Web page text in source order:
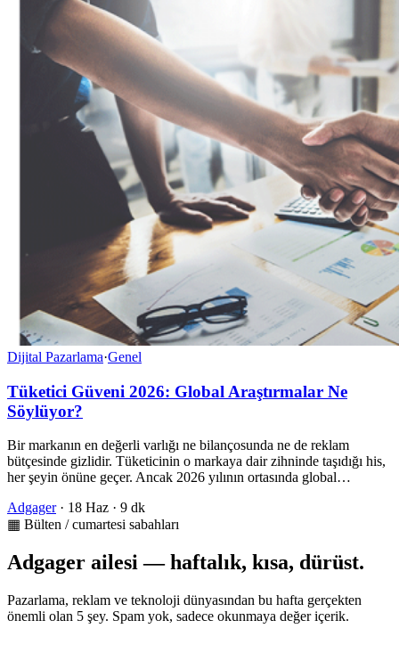
Dijital Pazarlama·Genel
Tüketici Güveni 2026: Global Araştırmalar Ne
Söylüyor?
Bir markanın en değerli varlığı ne bilançosunda ne de reklam
bütçesinde gizlidir. Tüketicinin o markaya dair zihninde taşıdığı his,
her şeyin önüne geçer. Ancak 2026 yılının ortasında global…
Adgager · 18 Haz · 9 dk
▦ Bülten / cumartesi sabahları
Adgager ailesi — haftalık, kısa, dürüst.
Pazarlama, reklam ve teknoloji dünyasından bu hafta gerçekten
önemli olan 5 şey. Spam yok, sadece okunmaya değer içerik.